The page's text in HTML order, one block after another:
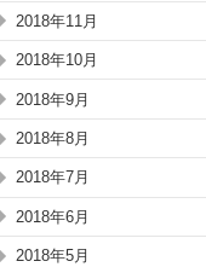
2018年11月
2018年10月
2018年9月
2018年8月
2018年7月
2018年6月
2018年5月